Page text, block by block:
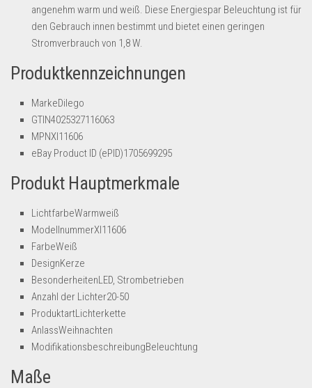
Restposten für Privatpersonen
eBay Restposten kaufen
Dropshipping-Produkte
B2B Produkte
Grosshandel
Amazon
Lidl
Kostenlos verkaufen
Anmelden
Kostenlos Registrieren
Newsletter
angenehm warm und weiß. Diese Energiespar Beleuchtung ist für
den Gebrauch innen bestimmt und bietet einen geringen
Stromverbrauch von 1,8 W.
Produktkennzeichnungen
MarkeDilego
GTIN4025327116063
MPNXI11606
eBay Product ID (ePID)1705699295
Produkt Hauptmerkmale
LichtfarbeWarmweiß
ModellnummerXI11606
FarbeWeiß
DesignKerze
BesonderheitenLED, Strombetrieben
Anzahl der Lichter20-50
ProduktartLichterkette
AnlassWeihnachten
ModifikationsbeschreibungBeleuchtung
Maße